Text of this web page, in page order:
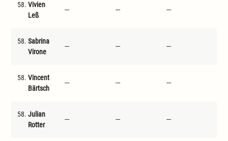
58. Vivien
Leß
--- --- ---
58. Sabrina
Virone
--- --- ---
58. Vincent
Bärtsch
--- --- ---
58. Julian
Rotter
--- --- ---